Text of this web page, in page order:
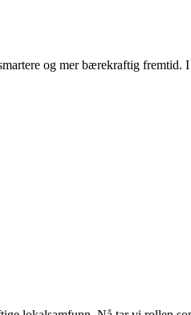
og mer bærekraftig fremtid.